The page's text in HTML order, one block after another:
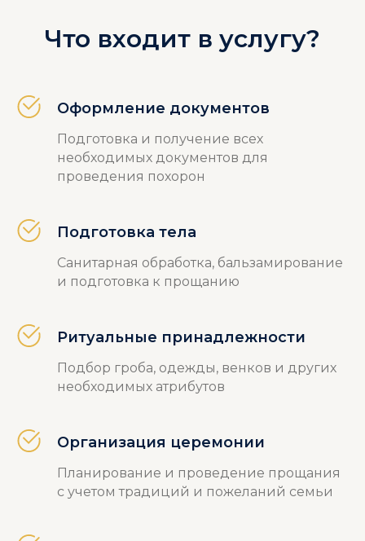
Что входит в услугу?
Оформление документов
Подготовка и получение всех
необходимых документов для
проведения похорон
Подготовка тела
Санитарная обработка, бальзамирование
и подготовка к прощанию
Ритуальные принадлежности
Подбор гроба, одежды, венков и других
необходимых атрибутов
Организация церемонии
Планирование и проведение прощания
с учетом традиций и пожеланий семьи